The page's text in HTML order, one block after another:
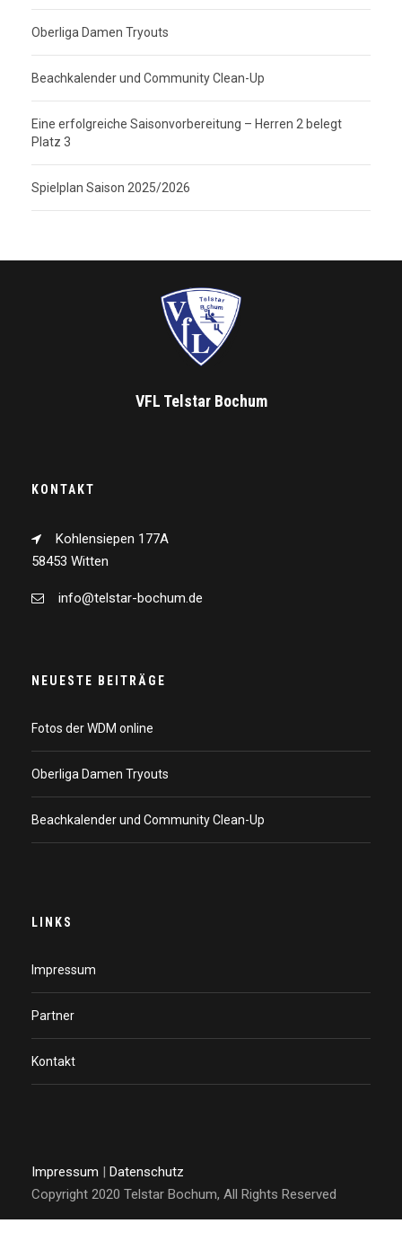
Oberliga Damen Tryouts
Beachkalender und Community Clean-Up
Eine erfolgreiche Saisonvorbereitung – Herren 2 belegt
Platz 3
Spielplan Saison 2025/2026
VFL Telstar Bochum
KONTAKT
Kohlensiepen 177A
58453 Witten
info@telstar-bochum.de
NEUESTE BEITRÄGE
Fotos der WDM online
Oberliga Damen Tryouts
Beachkalender und Community Clean-Up
LINKS
Impressum
Partner
Kontakt
Impressum | Datenschutz
Copyright 2020 Telstar Bochum, All Rights Reserved